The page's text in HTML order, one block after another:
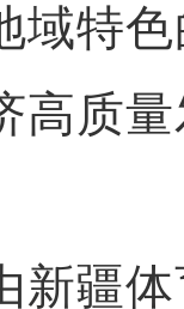
域特
高质
疆体